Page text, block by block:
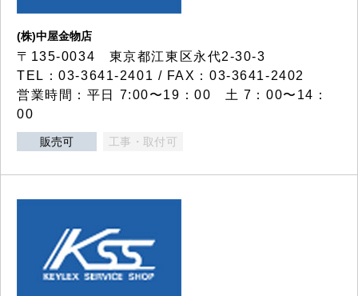
(株)中屋金物店
〒135-0034 東京都江東区永代2-30-3
TEL：03-3641-2401 / FAX：03-3641-2402
営業時間：平日 7:00〜19：00 土 7：00〜14：
00
販売可 工事・取付可